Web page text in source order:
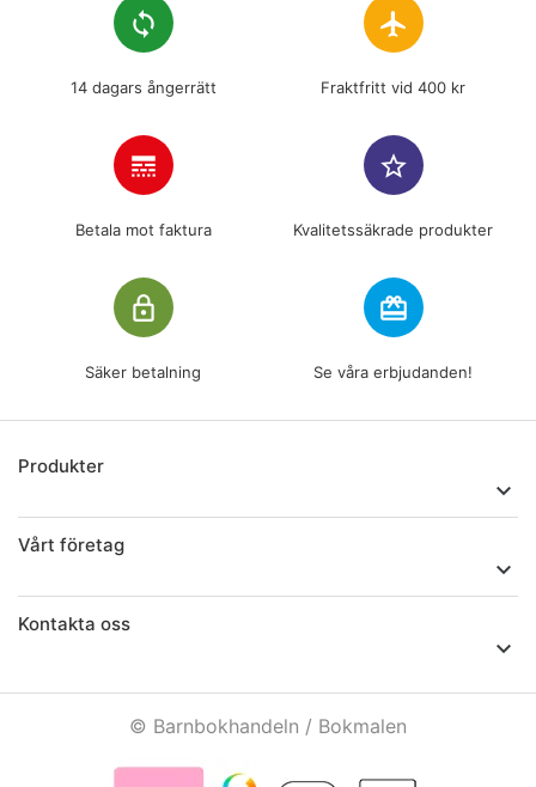
loop
14 dagars ångerrätt
flight
Fraktfritt vid 400 kr
line_style
Betala mot faktura
star_border
Kvalitetssäkrade produkter
lock_outline
Säker betalning
redeem
Se våra erbjudanden!
Produkter

Vårt företag

Kontakta oss

© Barnbokhandeln / Bokmalen